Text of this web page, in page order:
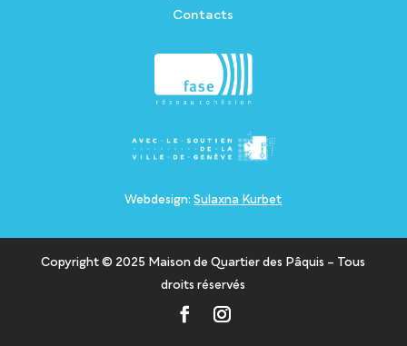
Contacts
Webdesign:Sulaxna Kurbet
Copyright © 2025 Maison de Quartier des Pâquis – Tous
droits réservés